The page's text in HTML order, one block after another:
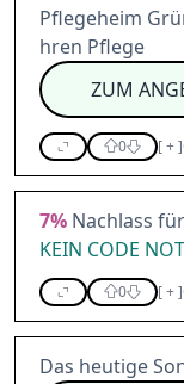
Pflegeheim
hren Pflege
ZUM
0 [+]
7% Nachlass
KEIN CODE
0 [+]
Das heutige